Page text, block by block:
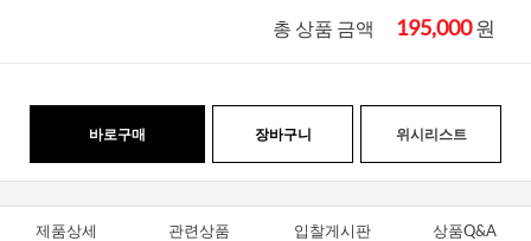
총 상품 금액 195,000원
바로구매 장바구니 위시리스트
제품상세 관련상품 입찰게시판 상품Q&A